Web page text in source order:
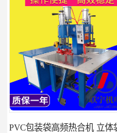
PVC包装袋高频热合机 立体袋焊接机 找联宇生产厂家